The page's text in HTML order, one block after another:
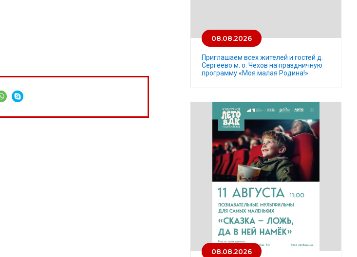
08.08.2026
Приглашаем всех жителей и гостей д.
Сергеево м. о. Чехов на праздничную
программу «Моя малая Родина!»
08.08.2026